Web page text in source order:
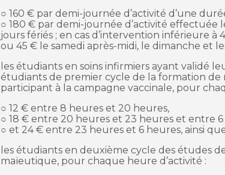
○ 160 € par demi-journée d’activité d’une
○ 180 € par demi-journée d’activité effectuée
jours fériés ; en cas d’intervention inférieure
ou 45 € le samedi après-midi, le dimanche et
les étudiants en soins infirmiers ayant validé
étudiants de premier cycle de la formation
participant à la campagne vaccinale, pour
○ 12 € entre 8 heures et 20 heures,
○ 18 € entre 20 heures et 23 heures et entre
○ et 24 € entre 23 heures et 6 heures, ainsi
les étudiants en deuxième cycle des études
maïeutique, pour chaque heure d’activité :